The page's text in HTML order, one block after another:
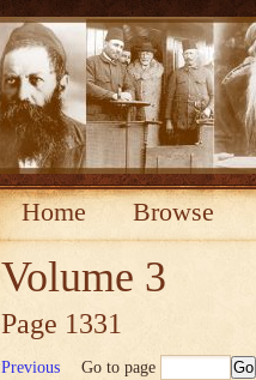
Home Browse
Volume 3
Page 1331
Previous Go to page